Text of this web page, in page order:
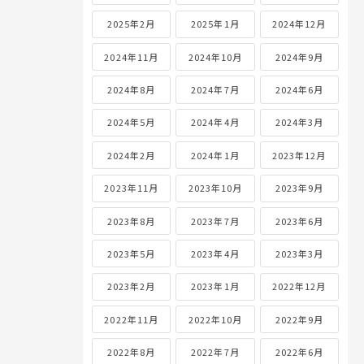
2025年2月 2025年1月 2024年12月
2024年11月 2024年10月 2024年9月
2024年8月 2024年7月 2024年6月
2024年5月 2024年4月 2024年3月
2024年2月 2024年1月 2023年12月
2023年11月 2023年10月 2023年9月
2023年8月 2023年7月 2023年6月
2023年5月 2023年4月 2023年3月
2023年2月 2023年1月 2022年12月
2022年11月 2022年10月 2022年9月
2022年8月 2022年7月 2022年6月